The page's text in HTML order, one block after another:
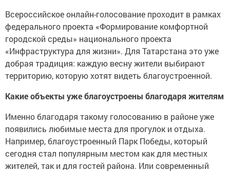
Всероссийское онлайн-голосование проходит в рамках
федерального проекта «Формирование комфортной
городской среды» национального проекта
«Инфраструктура для жизни». Для Татарстана это уже
добрая традиция: каждую весну жители выбирают
территорию, которую хотят видеть благоустроенной.
Какие объекты уже благоустроены благодаря жителям
Именно благодаря такому голосованию в районе уже
появились любимые места для прогулок и отдыха.
Например, благоустроенный Парк Победы, который
сегодня стал популярным местом как для местных
жителей, так и для гостей района. Или современный